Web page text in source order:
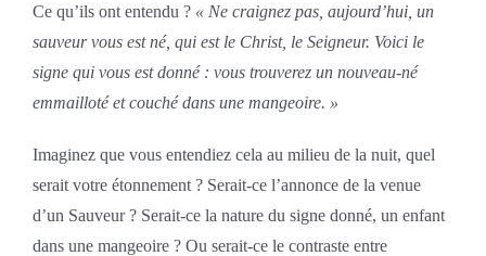
Ce qu’ils ont entendu ? « Ne craignez pas, aujourd’hui, un
sauveur vous est né, qui est le Christ, le Seigneur. Voici le
signe qui vous est donné : vous trouverez un nouveau-né
emmailloté et couché dans une mangeoire. »
Imaginez que vous entendiez cela au milieu de la nuit, quel
serait votre étonnement ? Serait-ce l’annonce de la venue
d’un Sauveur ? Serait-ce la nature du signe donné, un enfant
dans une mangeoire ? Ou serait-ce le contraste entre